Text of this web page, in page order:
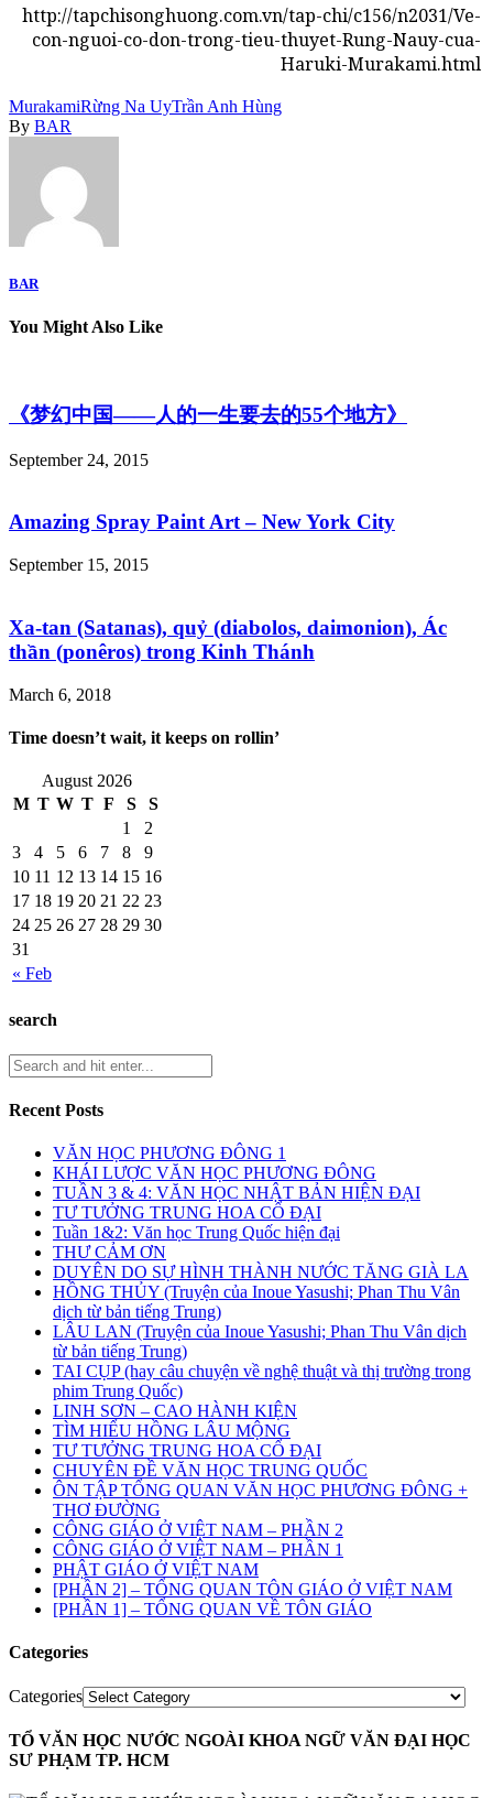
http://tapchisonghuong.com.vn/tap-chi/c156/n2031/Ve-
con-nguoi-co-don-trong-tieu-thuyet-Rung-Nauy-cua-
Haruki-Murakami.html
MurakamiRừng Na UyTrần Anh Hùng
By BAR
BAR
You Might Also Like
《梦幻中国——人的一生要去的55个地方》
September 24, 2015
Amazing Spray Paint Art – New York City
September 15, 2015
Xa-tan (Satanas), quỷ (diabolos, daimonion), Ác
thần (ponêros) trong Kinh Thánh
March 6, 2018
Time doesn’t wait, it keeps on rollin’
August 2026
M T W T F S S
« Feb
1
2
3
4 5 6 7 8
9
10 11 12 13 14 15 16
17 18 19 20 21 22 23
24 25 26 27 28 29 30
31
search
Recent Posts
VĂN HỌC PHƯƠNG ĐÔNG 1
KHÁI LƯỢC VĂN HỌC PHƯƠNG ĐÔNG
TUẦN 3 & 4: VĂN HỌC NHẬT BẢN HIỆN ĐẠI
TƯ TƯỞNG TRUNG HOA CỔ ĐẠI
Tuần 1&2: Văn học Trung Quốc hiện đại
THƯ CẢM ƠN
DUYÊN DO SỰ HÌNH THÀNH NƯỚC TĂNG GIÀ LA
HỒNG THỦY (Truyện của Inoue Yasushi; Phan Thu Vân
dịch từ bản tiếng Trung)
LÂU LAN (Truyện của Inoue Yasushi; Phan Thu Vân dịch
từ bản tiếng Trung)
TAI CỤP (hay câu chuyện về nghệ thuật và thị trường trong
phim Trung Quốc)
LINH SƠN – CAO HÀNH KIỆN
TÌM HIỂU HỒNG LÂU MỘNG
TƯ TƯỞNG TRUNG HOA CỔ ĐẠI
CHUYÊN ĐỀ VĂN HỌC TRUNG QUỐC
ÔN TẬP TỔNG QUAN VĂN HỌC PHƯƠNG ĐÔNG +
THƠ ĐƯỜNG
CÔNG GIÁO Ở VIỆT NAM – PHẦN 2
CÔNG GIÁO Ở VIỆT NAM – PHẦN 1
PHẬT GIÁO Ở VIỆT NAM
[PHẦN 2] – TỔNG QUAN TÔN GIÁO Ở VIỆT NAM
[PHẦN 1] – TỔNG QUAN VỀ TÔN GIÁO
Categories
Categories
TỔ VĂN HỌC NƯỚC NGOÀI KHOA NGỮ VĂN ĐẠI HỌC
SƯ PHẠM TP. HCM